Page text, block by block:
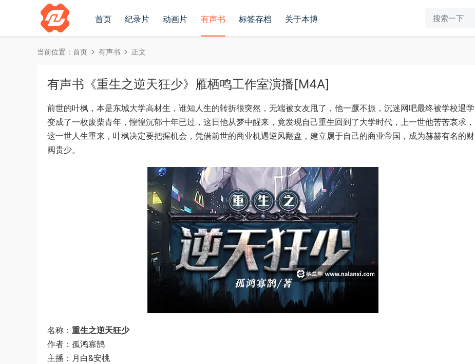
首页 纪录片 动画片 有声书 标签存档 关于本博
当前位置： 首页 有声书 正文
有声书《重生之逆天狂少》雁栖鸣工作室演播[M4A]
前世的叶枫，本是东城大学高材生，谁知人生的转折很突然，无端被女友甩了，他一蹶不振，沉迷网吧最终被学校退学
变成了一枚废柴青年，惶惶沉郁十年已过，这日他从梦中醒来，竟发现自己重生回到了大学时代，上一世他苦苦哀求，
这一世人生重来，叶枫决定要把握机会，凭借前世的商业机遇逆风翻盘，建立属于自己的商业帝国，成为赫赫有名的财
阀贵少。
名称： 重生之逆天狂少
作者：孤鸿寡鹄
主播：月白&安桃